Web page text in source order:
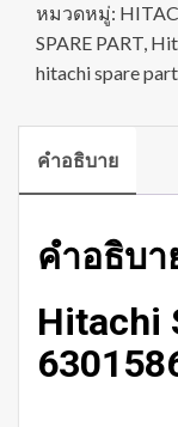
หมวดหมู่:
SPARE PART,
hitachi spare
คำอธิบาย
คำอธิบา
Hitachi